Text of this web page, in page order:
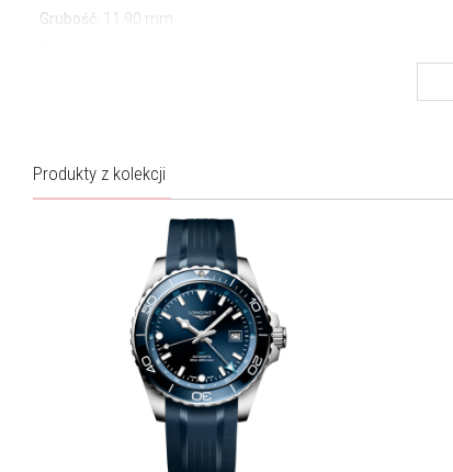
Grubość: 11.90 mm
Gwarancja producenta:
O kolekcji Hydroconquest
Longines HydroConquest to kolekcja zegarków inspirowana
Produkty z kolekcji